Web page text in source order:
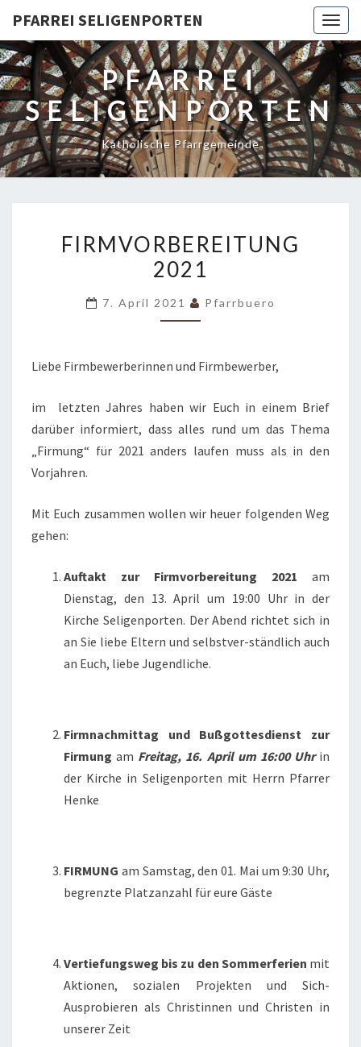
PFARREI SELIGENPORTEN
PFARREI
SELIGENPORTEN
Katholische Pfarrgemeinde
2021
FIRMVORBEREITUNG
2021
7. April 2021 Pfarrbuero
Liebe Firmbewerberinnen und Firmbewerber,
im letzten Jahres haben wir Euch in einem Brief
darüber informiert, dass alles rund um das Thema
„Firmung“ für 2021 anders laufen muss als in den
Vorjahren.
Mit Euch zusammen wollen wir heuer folgenden Weg
gehen:
Auftakt zur Firmvorbereitung 2021 am
Dienstag, den 13. April um 19:00 Uhr in der
Kirche Seligenporten. Der Abend richtet sich in
an Sie liebe Eltern und selbstver-ständlich auch
an Euch, liebe Jugendliche.
Firmnachmittag und Bußgottesdienst zur
Firmungam Freitag, 16. April um 16:00 Uhr in
der Kirche in Seligenporten mit Herrn Pfarrer
Henke
FIRMUNG am Samstag, den 01. Mai um 9:30 Uhr,
begrenzte Platzanzahl für eure Gäste
Vertiefungsweg bis zu den Sommerferien mit
Aktionen, sozialen Projekten und Sich-
Ausprobieren als Christinnen und Christen in
unserer Zeit